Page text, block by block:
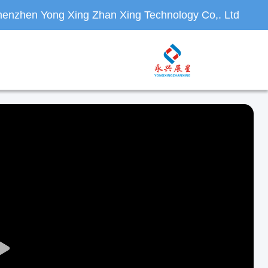
Yong Xing Zhan Xing Technology Co,. Ltd.